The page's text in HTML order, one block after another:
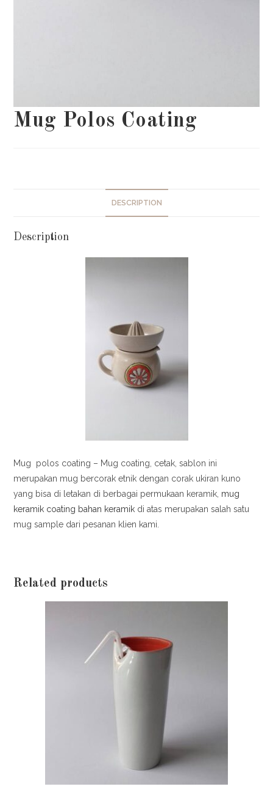
Mug Polos Coating
DESCRIPTION
Description
Mug polos coating – Mug coating, cetak, sablon ini
merupakan mug bercorak etnik dengan corak ukiran kuno
yang bisa di letakan di berbagai permukaan keramik, mug
keramik coating bahan keramik di atas merupakan salah satu
mug sample dari pesanan klien kami.
Related products